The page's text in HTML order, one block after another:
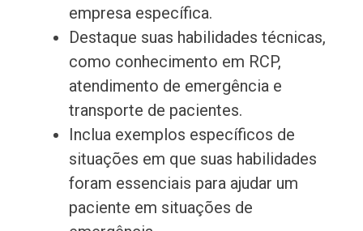
empresa específica.
Destaque suas habilidades técnicas,
como conhecimento em RCP,
atendimento de emergência e
transporte de pacientes.
Inclua exemplos específicos de
situações em que suas habilidades
foram essenciais para ajudar um
paciente em situações de